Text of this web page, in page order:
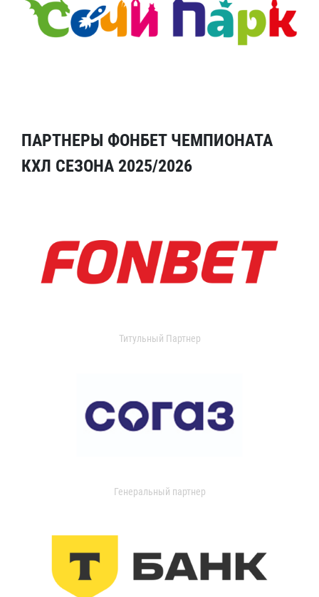
ПАРТНЕРЫ ФОНБЕТ ЧЕМПИОНАТА
КХЛ СЕЗОНА 2025/2026
Титульный Партнер
Генеральный партнер